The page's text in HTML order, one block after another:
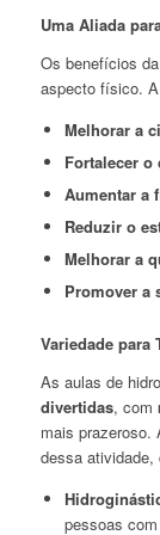
Uma Aliada
Os benefícios
aspecto físico.
Melhorar a
Fortalecer o
Aumentar a
Reduzir o
Melhorar a
Promover a
Variedade para
As aulas de
divertidas, com
mais prazeroso.
dessa atividade,
pessoas